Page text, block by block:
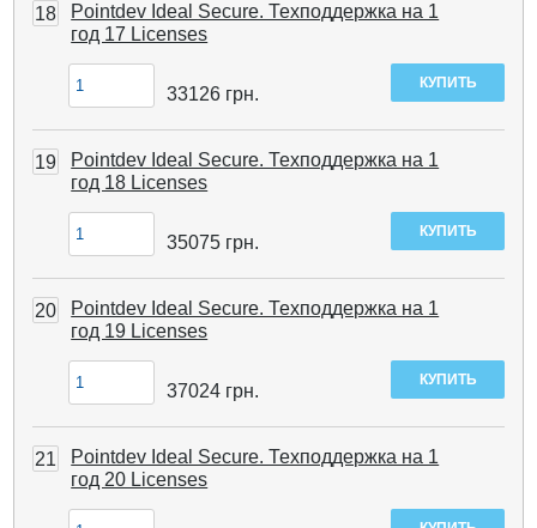
18
Pointdev Ideal Secure. Техподдержка на 1
год 17 Licenses
33126 грн.
19
Pointdev Ideal Secure. Техподдержка на 1
год 18 Licenses
35075 грн.
20
Pointdev Ideal Secure. Техподдержка на 1
год 19 Licenses
37024 грн.
21
Pointdev Ideal Secure. Техподдержка на 1
год 20 Licenses